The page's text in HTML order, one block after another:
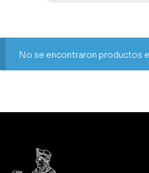
No se encontraron productos